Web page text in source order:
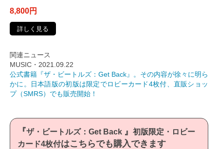
8,800円
詳しく見る
関連ニュース
MUSIC・2021.09.22
公式書籍『ザ・ビートルズ：Get Back』。その内容が徐々に明ら
かに。日本語版の初版は限定でロビーカード4枚付、直販ショッ
プ（SMRS）でも販売開始！
『ザ・ビートルズ：Get Back 』 初版限定・ロビー
カード4枚付はこちらでも購入できます